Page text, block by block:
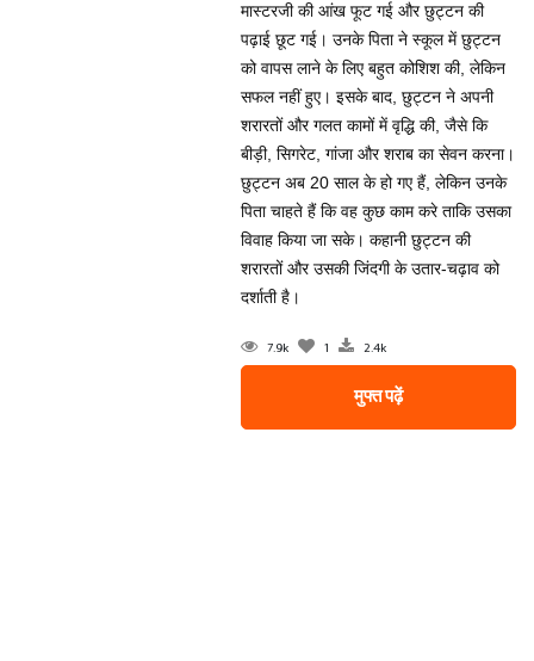
मास्टरजी की आंख फूट गई और छुट्टन की
पढ़ाई छूट गई। उनके पिता ने स्कूल में छुट्टन
को वापस लाने के लिए बहुत कोशिश की, लेकिन
सफल नहीं हुए। इसके बाद, छुट्टन ने अपनी
शरारतों और गलत कामों में वृद्धि की, जैसे कि
बीड़ी, सिगरेट, गांजा और शराब का सेवन करना।
छुट्टन अब 20 साल के हो गए हैं, लेकिन उनके
पिता चाहते हैं कि वह कुछ काम करे ताकि उसका
विवाह किया जा सके। कहानी छुट्टन की
शरारतों और उसकी जिंदगी के उतार-चढ़ाव को
दर्शाती है।
7.9k 1 2.4k
मुफ्त पढ़ें